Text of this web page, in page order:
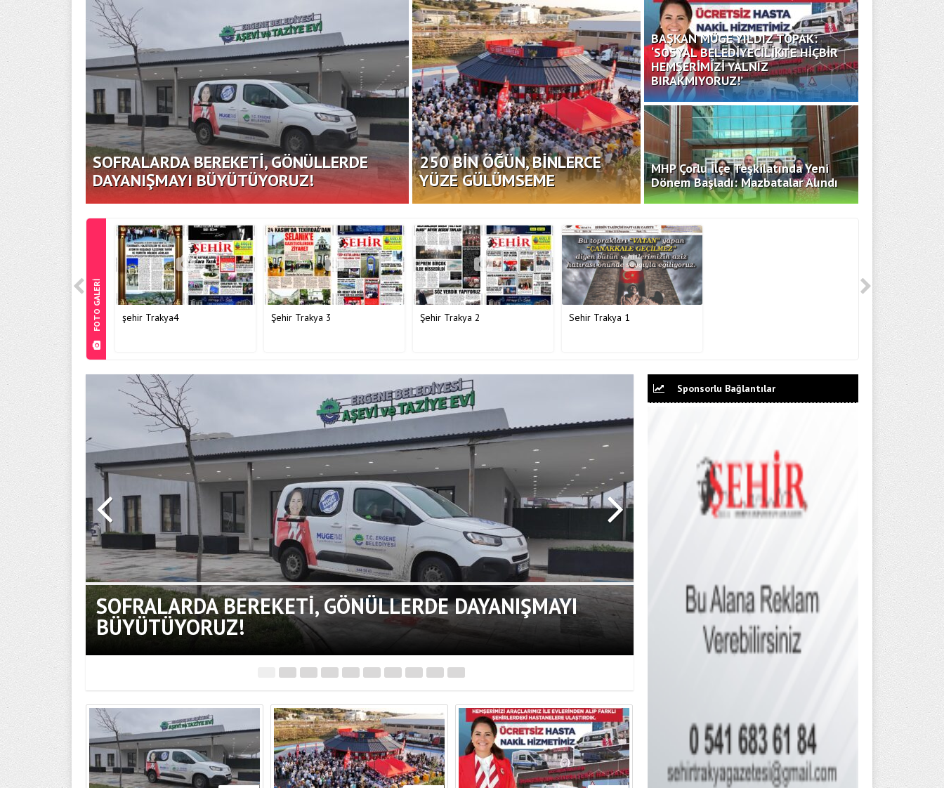
SOFRALARDA BEREKETİ, GÖNÜLLERDE
DAYANIŞMAYI BÜYÜTÜYORUZ!
250 BİN ÖĞÜN, BİNLERCE
YÜZE GÜLÜMSEME
BAŞKAN MÜGE YILDIZ TOPAK:
‘SOSYAL BELEDİYECİLİKTE HİÇBİR
HEMŞERİMİZİ YALNIZ
BIRAKMIYORUZ!’
MHP Çorlu İlçe Teşkilatında Yeni
Dönem Başladı: Mazbatalar Alındı
FOTO GALERİ şehir Trakya4 Şehir Trakya 3 Şehir Trakya 2 Sehir Trakya 1
SOFRALARDA BEREKETİ, GÖNÜLLERDE DAYANIŞMAYI
BÜYÜTÜYORUZ!
BAŞKAN MÜGE YILDIZ TOPAK:
HİÇBİR HEMŞERİMİZİ YALNIZ
Sponsorlu Bağlantılar